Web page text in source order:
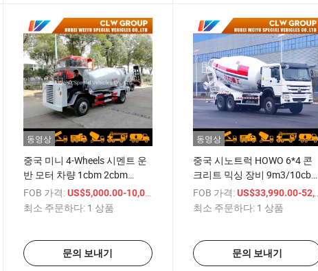
/ 상품
동영상
중국 미니 4-Wheels 시멘트 운
반 모터 차량 1cbm 2cbm
3cbm 콘크리트 믹서 트럭 판매
중
FOB 가격: US$5,000.00-10,000.00
/ 상품
최소 주문하다: 1 상품
문의 보내기
동영상
중국 시노트럭 HOWO 6*4 콘
크리트 믹싱 장비 9m3/10cbm
시멘트 믹서 트럭 판매 중
FOB 가격: US$33,990.00-52,000.00
최소 주문하다: 1 상품
문의 보내기